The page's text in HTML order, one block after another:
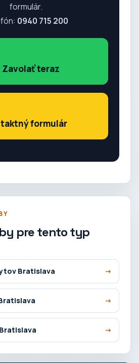
formulár.
0940 715 200
Zavolať teraz
formulár
pre tento typ
Bratislava